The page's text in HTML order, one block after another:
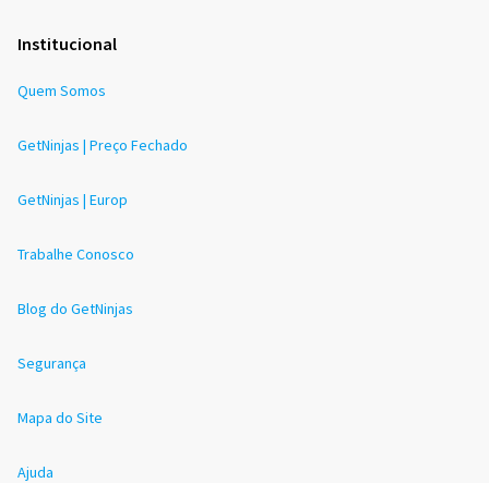
Institucional
Quem Somos
GetNinjas | Preço Fechado
GetNinjas | Europ
Trabalhe Conosco
Blog do GetNinjas
Segurança
Mapa do Site
Ajuda